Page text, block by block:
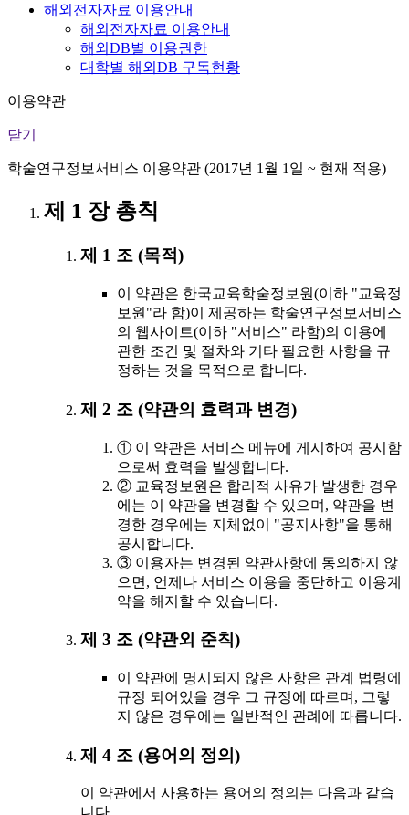
해외전자자료 이용안내
해외전자자료 이용안내
해외DB별 이용권한
대학별 해외DB 구독현황
이용약관
닫기
학술연구정보서비스 이용약관 (2017년 1월 1일 ~ 현재 적용)
제 1 장 총칙
제 1 조 (목적)
이 약관은 한국교육학술정보원(이하 "교육정
보원"라 함)이 제공하는 학술연구정보서비스
의 웹사이트(이하 "서비스" 라함)의 이용에
관한 조건 및 절차와 기타 필요한 사항을 규
정하는 것을 목적으로 합니다.
제 2 조 (약관의 효력과 변경)
① 이 약관은 서비스 메뉴에 게시하여 공시함
으로써 효력을 발생합니다.
② 교육정보원은 합리적 사유가 발생한 경우
에는 이 약관을 변경할 수 있으며, 약관을 변
경한 경우에는 지체없이 "공지사항"을 통해
공시합니다.
③ 이용자는 변경된 약관사항에 동의하지 않
으면, 언제나 서비스 이용을 중단하고 이용계
약을 해지할 수 있습니다.
제 3 조 (약관외 준칙)
이 약관에 명시되지 않은 사항은 관계 법령에
규정 되어있을 경우 그 규정에 따르며, 그렇
지 않은 경우에는 일반적인 관례에 따릅니다.
제 4 조 (용어의 정의)
이 약관에서 사용하는 용어의 정의는 다음과 같습